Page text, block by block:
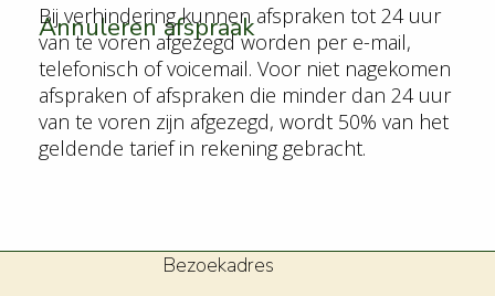
Annuleren afspraak
Bij verhindering kunnen afspraken tot 24 uur
van te voren afgezegd worden per e-mail,
telefonisch of voicemail. Voor niet nagekomen
afspraken of afspraken die minder dan 24 uur
van te voren zijn afgezegd, wordt 50% van het
geldende tarief in rekening gebracht.
Bezoekadres